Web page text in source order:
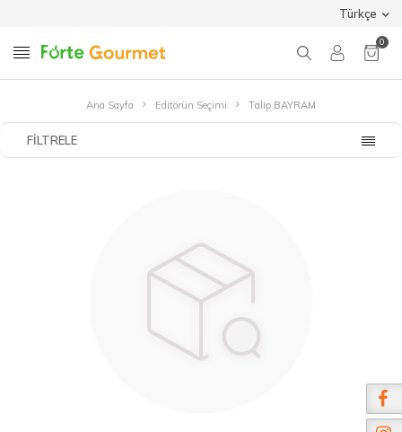
Türkçe
0
Ana Sayfa Editörün Seçimi Talip BAYRAM
FILTRELE